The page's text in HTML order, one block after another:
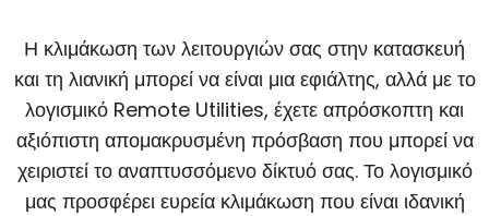
Η κλιμάκωση των λειτουργιών σας στην κατασκευή
και τη λιανική μπορεί να είναι μια εφιάλτης, αλλά με το
λογισμικό Remote Utilities, έχετε απρόσκοπτη και
αξιόπιστη απομακρυσμένη πρόσβαση που μπορεί να
χειριστεί το αναπτυσσόμενο δίκτυό σας. Το λογισμικό
μας προσφέρει ευρεία κλιμάκωση που είναι ιδανική
Τρόποι Σύνδεσης
Μη Επίβλεπτη Πρόσβαση
Υποστήριξη Active Directory
Διαμόρφωση MSI
Πληροφορική